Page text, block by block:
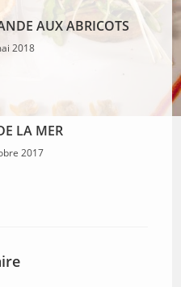
AUX ABRICOTS
2018
LA MER
2017